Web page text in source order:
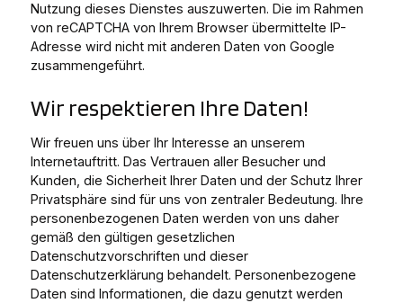
Nutzung dieses Dienstes auszuwerten. Die im Rahmen
von reCAPTCHA von Ihrem Browser übermittelte IP-
Adresse wird nicht mit anderen Daten von Google
zusammengeführt.
Wir respektieren Ihre Daten!
Wir freuen uns über Ihr Interesse an unserem
Internetauftritt. Das Vertrauen aller Besucher und
Kunden, die Sicherheit Ihrer Daten und der Schutz Ihrer
Privatsphäre sind für uns von zentraler Bedeutung. Ihre
personenbezogenen Daten werden von uns daher
gemäß den gültigen gesetzlichen
Datenschutzvorschriften und dieser
Datenschutzerklärung behandelt. Personenbezogene
Daten sind Informationen, die dazu genutzt werden